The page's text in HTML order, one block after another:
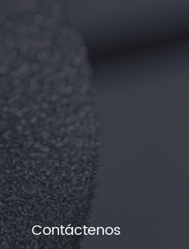
Contáctenos